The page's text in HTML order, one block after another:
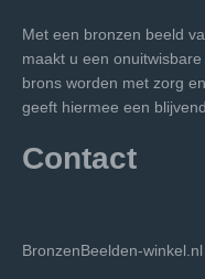
Met een bronzen beeld
maakt u een
brons worden met zorg
geeft hiermee een
Contact
BronzenBeelden-winkel.nl